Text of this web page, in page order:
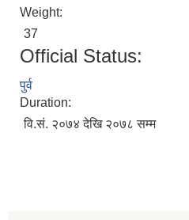
Weight:
37
Official Status:
पुर्व
Duration:
वि.सं. २०७४ देखि २०७८ सम्म